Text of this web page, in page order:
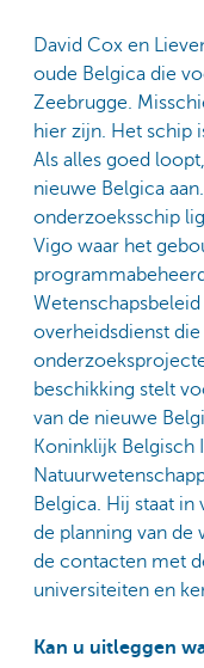
David Cox en
oude Belgica die
Zeebrugge.
hier zijn. Het schip
Als alles goed
nieuwe Belgica
onderzoeksschip
Vigo waar het
overheidsdienst
beschikking stelt
van de nieuwe
Koninklijk Belgisch
Belgica. Hij staat
de planning van de
de contacten met
universiteiten en
Kan u uitleggen